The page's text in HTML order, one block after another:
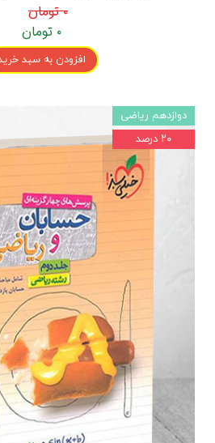
۰ تومان
۰ تومان
افزودن به سبد
دوازدهم ریاضی
۲۰ درصد